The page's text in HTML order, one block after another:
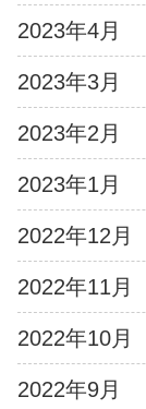
2023年4月
2023年3月
2023年2月
2023年1月
2022年12月
2022年11月
2022年10月
2022年9月